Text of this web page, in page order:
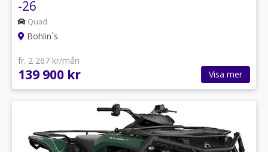
-26
Quad
Bohlin`s
fr. 2 267 kr/mån
139 900 kr Visa mer